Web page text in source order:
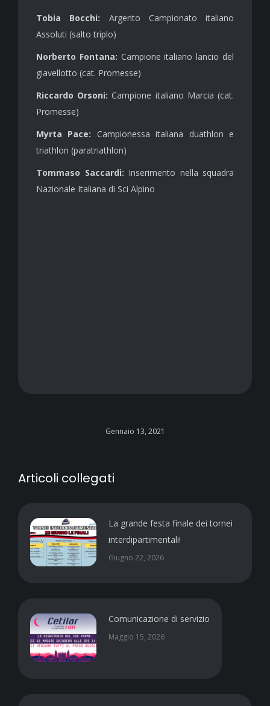
Tobia Bocchi: Argento Campionato italiano
Assoluti (salto triplo)
Norberto Fontana: Campione italiano lancio del
giavellotto (cat. Promesse)
Riccardo Orsoni: Campione italiano Marcia (cat.
Promesse)
Myrta Pace: Campionessa italiana duathlon e
triathlon (paratriathlon)
Tommaso Saccardi: Inserimento nella squadra
Nazionale Italiana di Sci Alpino
Gennaio 13, 2021
Articoli collegati
La grande festa finale dei tornei
interdipartimentali!
Giugno 22, 2026
Comunicazione di servizio
Maggio 15, 2026